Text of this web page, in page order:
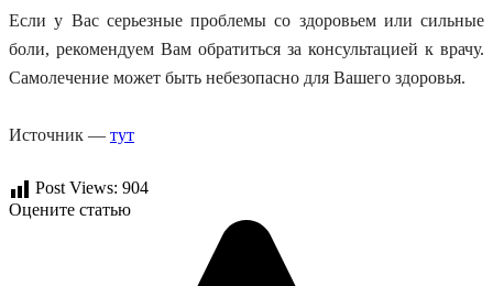
Если у Вас серьезные проблемы со здоровьем или сильные
боли, рекомендуем Вам обратиться за консультацией к врачу.
Самолечение может быть небезопасно для Вашего здоровья.
Источник — тут
Post Views: 904
Оцените статью